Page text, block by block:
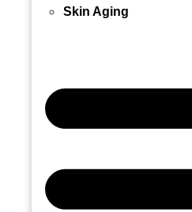
Skin Aging